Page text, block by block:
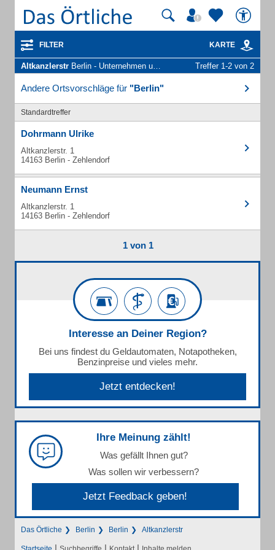
FILTER KARTE
Altkanzlerstr Berlin - Unternehmen und Personen Treffer 1-2 von 2
Andere Ortsvorschläge für "Berlin"
Standardtreffer
Dohrmann Ulrike
Altkanzlerstr. 1
14163 Berlin - Zehlendorf
Neumann Ernst
Altkanzlerstr. 1
14163 Berlin - Zehlendorf
1 von 1
Interesse an Deiner Region?
Bei uns findest du Geldautomaten, Notapotheken,
Benzinpreise und vieles mehr.
Jetzt entdecken!
Ihre Meinung zählt!
Was gefällt Ihnen gut?
Was sollen wir verbessern?
Jetzt Feedback geben!
Das Örtliche Berlin Berlin Altkanzlerstr
| | |